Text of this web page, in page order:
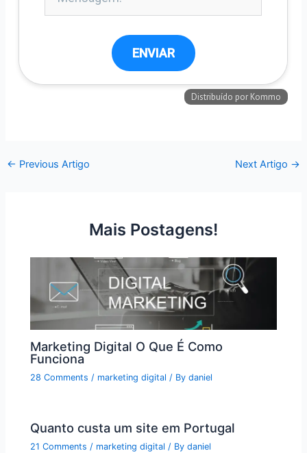
← Previous Artigo Next Artigo →
Mais Postagens!
Marketing Digital O Que É Como
Funciona
28 Comments / marketing digital / Bydaniel
Quanto custa um site em Portugal
21 Comments / marketing digital / Bydaniel